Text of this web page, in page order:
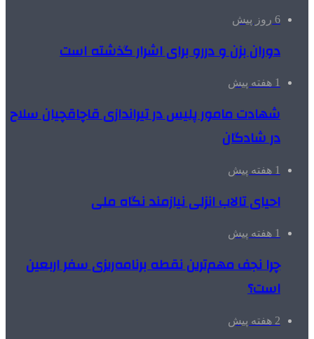
6 روز پیش
دوران بزن و دررو برای اشرار گذشته است
1 هفته پیش
شهادت مامور پلیس در تیراندازی قاچاقچیان سلاح
در شادگان
1 هفته پیش
احیای تالاب انزلی نیازمند نگاه ملی
1 هفته پیش
چرا نجف مهم‌ترین نقطه برنامه‌ریزی سفر اربعین
است؟
2 هفته پیش